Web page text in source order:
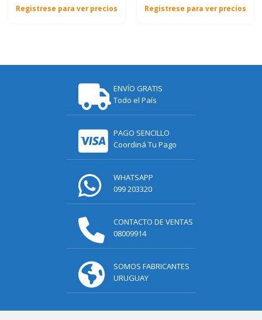
Registrese para ver precios Registrese para ver precios
ENVÍO GRATIS
Todo el País
PAGO SENCILLO
Coordiná Tu Pago
WHATSAPP
099 203320
CONTACTO DE VENTAS
08009914
SOMOS FABRICANTES
URUGUAY